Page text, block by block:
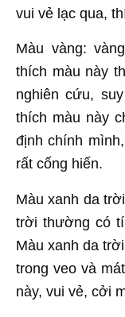
vui vẻ lạc qua,
Màu vàng:
thích màu này
nghiên cứu,
thích màu này
định chính
rất cống hiến.
Màu xanh da
trời thường có
Màu xanh da
trong veo và
này, vui vẻ, cởi